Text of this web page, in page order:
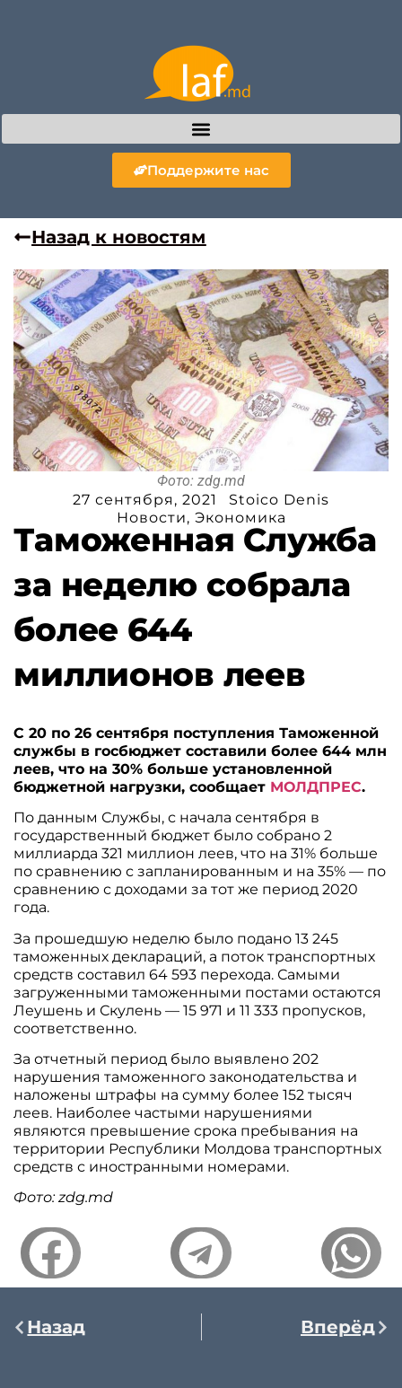
Поддержите нас
Назад к новостям
Фото: zdg.md
27 сентября, 2021
Stoico Denis
Новости, Экономика
Таможенная Служба
за неделю собрала
более 644
миллионов леев
С 20 по 26 сентября поступления Таможенной
службы в госбюджет составили более 644 млн
леев, что на 30% больше установленной
бюджетной нагрузки, сообщает МОЛДПРЕС.
По данным Службы, с начала сентября в
государственный бюджет было собрано 2
миллиарда 321 миллион леев, что на 31% больше
по сравнению с запланированным и на 35% — по
сравнению с доходами за тот же период 2020
года.
За прошедшую неделю было подано 13 245
таможенных деклараций, а поток транспортных
средств составил 64 593 перехода. Самыми
загруженными таможенными постами остаются
Леушень и Скулень — 15 971 и 11 333 пропусков,
соответственно.
За отчетный период было выявлено 202
нарушения таможенного законодательства и
наложены штрафы на сумму более 152 тысяч
леев. Наиболее частыми нарушениями
являются превышение срока пребывания на
территории Республики Молдова транспортных
средств с иностранными номерами.
Фото: zdg.md
Назад Вперёд